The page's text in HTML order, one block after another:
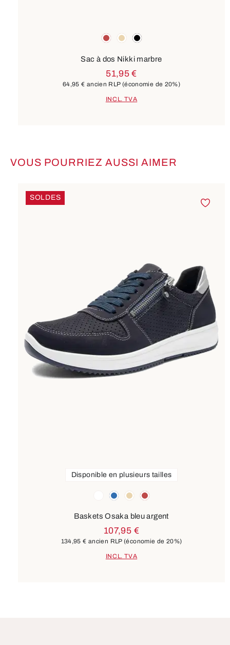
rougebeigenoir
Sac à dos Nikki marbre
51,95 €
64,95 € ancien RLP (économie de 20%)
INCL. TVA
Ignorer la galerie de produits
VOUS POURRIEZ AUSSI AIMER
SOLDES
blancbleu beigerouge
Disponible en plusieurs tailles
Baskets Osaka bleu argent
107,95 €
134,95 € ancien RLP(économie de 20%)
INCL. TVA